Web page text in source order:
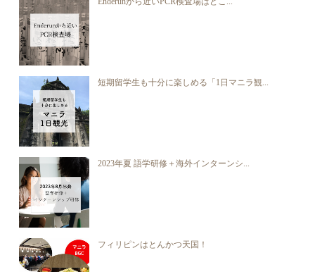
短期留学生も十分に楽しめる「1日マニラ観...
2023年夏 語学研修＋海外インターンシ...
フィリピンはとんかつ天国！